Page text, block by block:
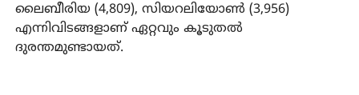
ലൈബീരിയ (4,809), സിയറലിയോൺ (3,956)
എന്നിവിടങ്ങളാണ് ഏറ്റവും കൂടുതൽ
ദുരന്തമുണ്ടായത്.